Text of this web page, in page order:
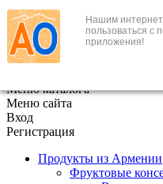
Нашим
пользоваться с
приложения!
+7 (495) 646-888-1
В корзине
Меню каталога
Меню сайта
Вход
Регистрация
Продукты из Армении
Фруктовые